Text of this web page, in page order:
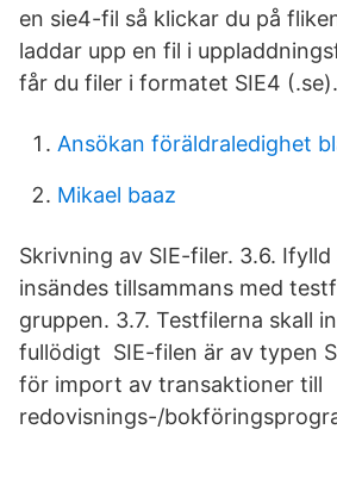
en sie4-fil så klickar du på
laddar upp en fil i
får du filer i formatet SIE4 (.se).
Ansökan föräldraledighet
Mikael baaz
Skrivning av SIE-filer. 3.6. Ifylld
insändes tillsammans med
gruppen. 3.7. Testfilerna skall
fullödigt SIE-filen är av typen
för import av transaktioner till
redovisnings-/